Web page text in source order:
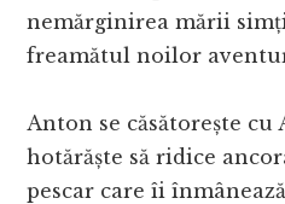
nemărginirea mării
freamătul noilor
Anton se căsătorește cu
hotărăște să ridice
pescar care îi